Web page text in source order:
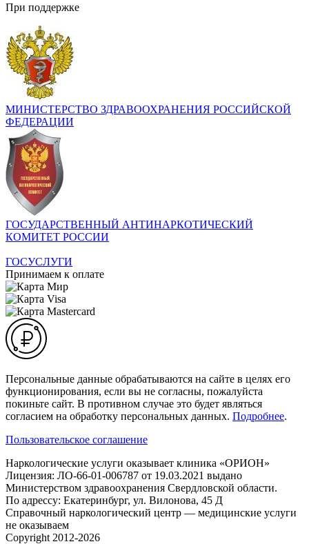
При поддержке
МИНИСТЕРСТВО ЗДРАВООХРАНЕНИЯ РОССИЙСКОЙ
ФЕДЕРАЦИИ
ГОСУДАРСТВЕННЫЙ АНТИНАРКОТИЧЕСКИЙ
КОМИТЕТ РОССИИ
ГОСУСЛУГИ
Принимаем к оплате
Персональные данные обрабатываются на сайте в целях его
функционирования, если вы не согласны, пожалуйста
покиньте сайт. В противном случае это будет являться
согласием на обработку персональных данных. Подробнее.
Пользовательское соглашение
Наркологические услуги оказывает клиника «ОРИОН»
Лицензия: ЛО-66-01-006787 от 19.03.2021 выдано
Министерством здравоохранения Свердловской области.
По адрессу: Екатеринбург, ул. Вилонова, 45 Д
Справочный наркологический центр — медицинские услуги
не оказываем
Copyright 2012-2026